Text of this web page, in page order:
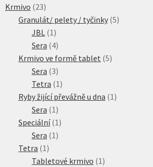
Krmivo 2323
produktů
Granulát/ pelety / tyčinky 55
JBL 11
produkt
Sera 44
produkty
Krmivo ve formě tablet 55
Sera 33
produkty
Tetra 11
produkt
Ryby žijící převážně u dna 11
Sera 11
produkt
Speciální 11
Sera 11
Tetra 11
produkt
Tabletové krmivo 11